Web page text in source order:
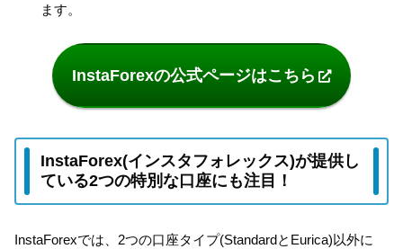
ます。
InstaForexの公式ページはこちら
InstaForex(インスタフォレックス)が提供し
ている2つの特別な口座にも注目！
InstaForexでは、2つの口座タイプ(StandardとEurica)以外に